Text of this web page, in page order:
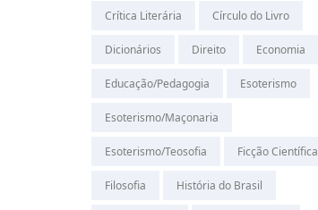
Crítica Literária Círculo do Livro
Dicionários Direito Economia
Educação/Pedagogia Esoterismo
Esoterismo/Maçonaria
Esoterismo/Teosofia Ficção Científica
Filosofia História do Brasil